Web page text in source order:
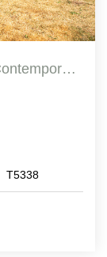
A Vendre À Concarneau - Maison Contemporaine Avec Vue Mer...
T5338